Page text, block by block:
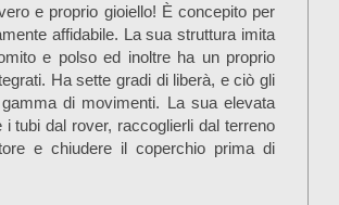
e proprio gioiello! È concepito per
affidabile. La sua struttura imita
e polso ed inoltre ha un proprio
Ha sette gradi di liberà, e ciò gli
di movimenti. La sua elevata
tubi dal rover, raccoglierli dal terreno
e chiudere il coperchio prima di